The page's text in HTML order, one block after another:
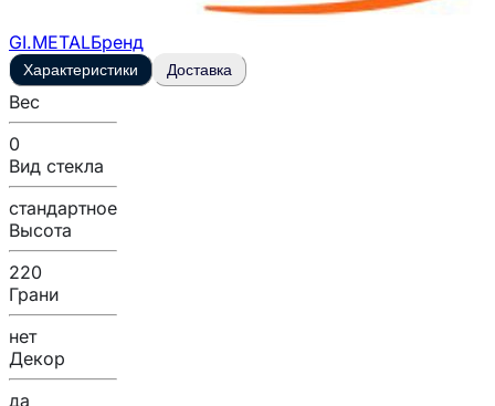
GI.METALБренд
Характеристики Доставка
Вес
0
Вид стекла
стандартное
Высота
220
Грани
нет
Декор
да